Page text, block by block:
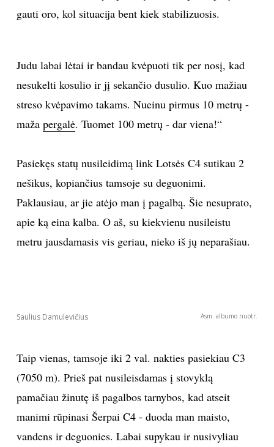
gauti oro, kol situacija bent kiek stabilizuosis.
Judu labai lėtai ir bandau kvėpuoti tik per nosį, kad
nesukelti kosulio ir jį sekančio dusulio. Kuo mažiau
streso kvėpavimo takams. Nueinu pirmus 10 metrų -
maža pergalė. Tuomet 100 metrų - dar viena!“
Pasiekęs statų nusileidimą link Lotsės C4 sutikau 2
nešikus, kopiančius tamsoje su deguonimi.
Paklausiau, ar jie atėjo man į pagalbą. Šie nesuprato,
apie ką eina kalba. O aš, su kiekvienu nusileistu
metru jausdamasis vis geriau, nieko iš jų neparašiau.
Saulius Damulevičius Asm. albumo nuotr.
Taip vienas, tamsoje iki 2 val. nakties pasiekiau C3
(7050 m). Prieš pat nusileisdamas į stovyklą
pamačiau žinutę iš pagalbos tarnybos, kad atseit
manimi rūpinasi Šerpai C4 - duoda man maisto,
vandens ir deguonies. Labai supykau ir nusivyliau